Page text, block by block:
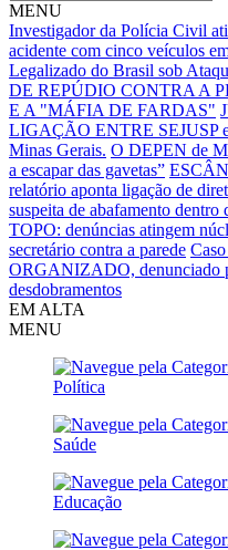
MENU
Investigador da Polícia Civil
acidente com cinco veículos
Legalizado do Brasil sob
DE REPÚDIO CONTRA A
E A "MÁFIA DE FARDAS"
LIGAÇÃO ENTRE SEJUSP
Minas Gerais. O DEPEN de
a escapar das gavetas”
relatório aponta ligação de
suspeita de abafamento
TOPO: denúncias atingem
secretário contra a parede
ORGANIZADO, denunciado
desdobramentos
EM ALTA
MENU
Política
Saúde
Educação